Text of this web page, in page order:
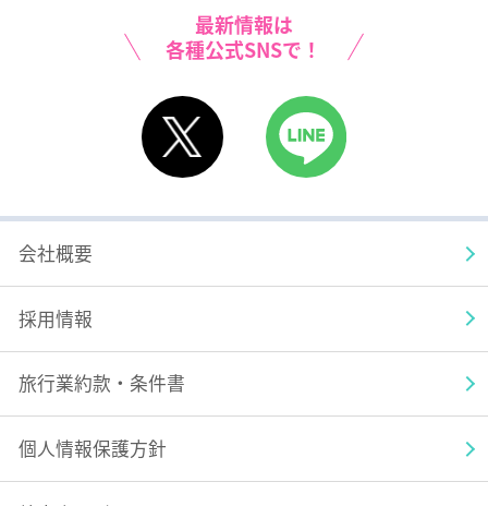
最新情報は
各種公式SNSで！
X LINE
会社概要
採用情報
旅行業約款・条件書
個人情報保護方針